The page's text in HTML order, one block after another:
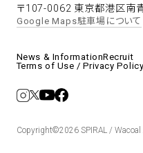
〒107-0062 東京都港区
Google Maps駐車場について
News & InformationRecruit
Terms of Use / Privacy Policy
Copyright©2026 SPIRAL / Wacoal